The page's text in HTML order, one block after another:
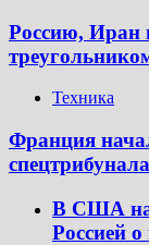
Россию, Иран
Техника
Франция
В США
Россией